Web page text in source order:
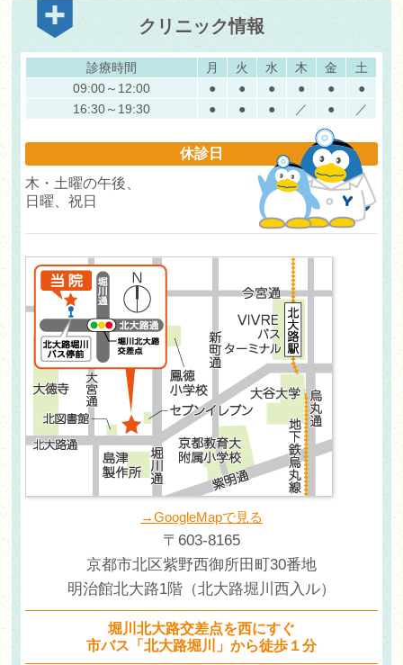
クリニック情報
診療時間 月 火 水 木 金
土
09:00～12:00
● ● ● ● ●
●
16:30～19:30
● ● ● ／ ● ／
休診日
木・土曜の午後、
日曜、祝日
→GoogleMapで見る
〒603-8165
京都市北区紫野西御所田町30番地
明治館北大路1階（北大路堀川西入ル）
堀川北大路交差点を西にすぐ
市バス「北大路堀川」から徒歩１分